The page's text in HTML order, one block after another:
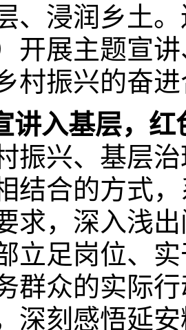
、浸润乡土
开展主题宣
村振兴的奋
讲入基层，红
振兴、基层
结合的方式
求，深入浅
立足岗位、
群众的实际
深刻感悟延